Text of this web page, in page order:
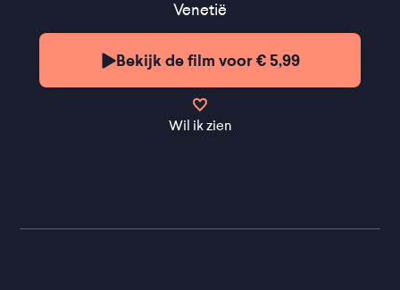
Venetië
Bekijk de film voor € 5,99
Wil ik zien